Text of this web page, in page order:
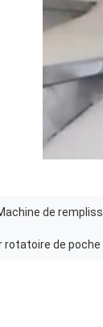
de
rotatoire de